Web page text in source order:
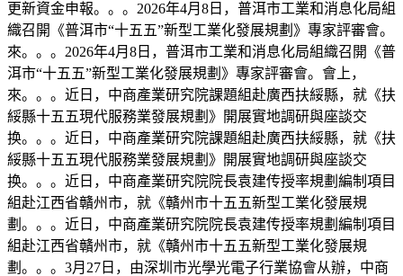
更新資金申報。。。2026年4月8日，普洱市工業和消息化局組
織召開《普洱市“十五五”新型工業化發展規劃》專家評審會。
來。。。2026年4月8日，普洱市工業和消息化局組織召開《普
洱市“十五五”新型工業化發展規劃》專家評審會。會上，
來。。。近日，中商產業研究院課題組赴廣西扶綏縣，就《扶
綏縣十五五現代服務業發展規劃》開展實地調研與座談交
换。。。近日，中商產業研究院課題組赴廣西扶綏縣，就《扶
綏縣十五五現代服務業發展規劃》開展實地調研與座談交
换。。。近日，中商產業研究院院長袁建传授率規劃編制項目
組赴江西省贛州市，就《贛州市十五五新型工業化發展規
劃。。。近日，中商產業研究院院長袁建传授率規劃編制項目
組赴江西省贛州市，就《贛州市十五五新型工業化發展規
劃。。。3月27日，由深圳市光學光電子行業協會从辦，中商